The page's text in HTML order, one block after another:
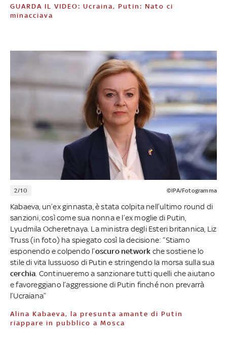
GUARDA IL VIDEO: Ucraina, Putin: Nato ci
minacciava
2/10 ©IPA/Fotogramma
Kabaeva, un’ex ginnasta, è stata colpita nell’ultimo round di
sanzioni, così come sua nonna e l’ex moglie di Putin,
Lyudmila Ocheretnaya. La ministra degli Esteri britannica, Liz
Truss (in foto) ha spiegato così la decisione: “Stiamo
esponendo e colpendo l’oscuro network che sostiene lo
stile di vita lussuoso di Putin e stringendo la morsa sulla sua
cerchia . Continueremo a sanzionare tutti quelli che aiutano
e favoreggiano l’aggressione di Putin finché non prevarrà
l’Ucraiana”
Alina Kabaeva, la presunta amante di Putin
riappare in pubblico a Mosca